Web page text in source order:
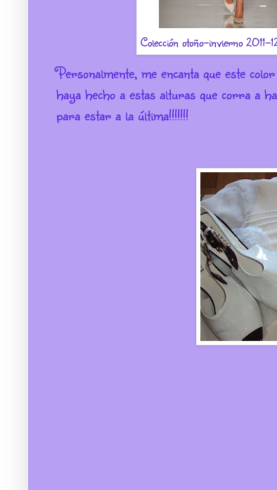
Colección otoño-invierno 2011-
Personalmente, me encanta que este color
haya hecho a estas alturas que corra a
para estar a la última!!!!!!!